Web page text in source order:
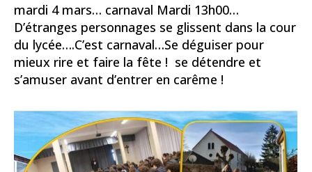
mardi 4 mars… carnaval Mardi 13h00…
D’étranges personnages se glissent dans la cour
du lycée….C’est carnaval…Se déguiser pour
mieux rire et faire la fête ! se détendre et
s’amuser avant d’entrer en carême !